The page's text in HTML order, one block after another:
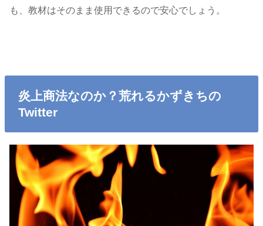
も、教材はそのまま使用できるので安心でしょう。
炎上商法なのか？荒れるかずきちの
Twitter